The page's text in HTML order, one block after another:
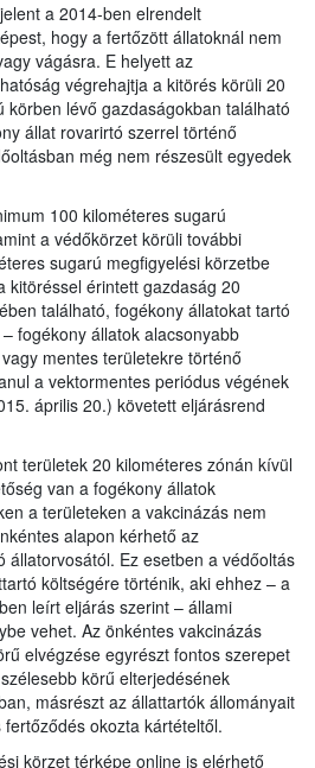
a 2014-ben elrendelt
hogy a fertőzött állatoknál nem
vágásra. E helyett az
végrehajtja a kitörés körüli 20
körben lévő gazdaságokban található
állat rovarirtó szerrel történő
még nem részesült egyedek
100 kilométeres sugarú
a védőkörzet körüli további
sugarú megfigyelési körzetbe
kitöréssel érintett gazdaság 20
található, fogékony állatokat tartó
fogékony állatok alacsonyabb
mentes területekre történő
a vektormentes periódus végének
április 20.) követett eljárásrend
területek 20 kilométeres zónán kívül
van a fogékony állatok
a területeken a vakcinázás nem
alapon kérhető az
állatorvosától. Ez esetben a védőoltás
költségére történik, aki ehhez – a
leírt eljárás szerint – állami
vehet. Az önkéntes vakcinázás
elvégzése egyrészt fontos szerepet
körű elterjedésének
másrészt az állattartók állományait
okozta kártételtől.
körzet térképe online is elérhető